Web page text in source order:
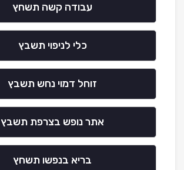
עבודה קשה תשחץ
כלי לניפוי תשבץ
זוחל דמוי נחש תשבץ
אתר נופש בצרפת תשבץ
בריא בנפשו תשחץ